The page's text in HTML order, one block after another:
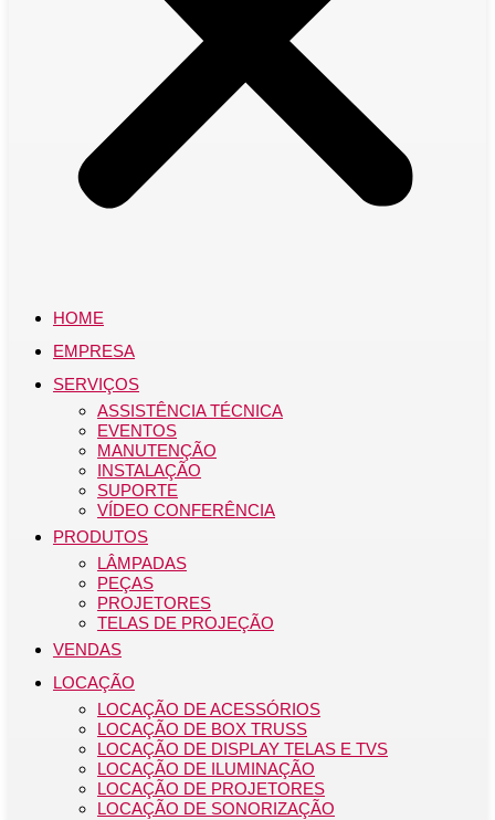
HOME
EMPRESA
SERVIÇOS
ASSISTÊNCIA TÉCNICA
EVENTOS
MANUTENÇÃO
INSTALAÇÃO
SUPORTE
VÍDEO CONFERÊNCIA
PRODUTOS
LÂMPADAS
PEÇAS
PROJETORES
TELAS DE PROJEÇÃO
VENDAS
LOCAÇÃO
LOCAÇÃO DE ACESSÓRIOS
LOCAÇÃO DE BOX TRUSS
LOCAÇÃO DE DISPLAY TELAS E TVS
LOCAÇÃO DE ILUMINAÇÃO
LOCAÇÃO DE PROJETORES
LOCAÇÃO DE SONORIZAÇÃO